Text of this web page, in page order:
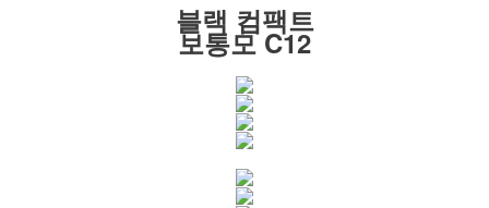
블랙 컴팩트
보통모 C12